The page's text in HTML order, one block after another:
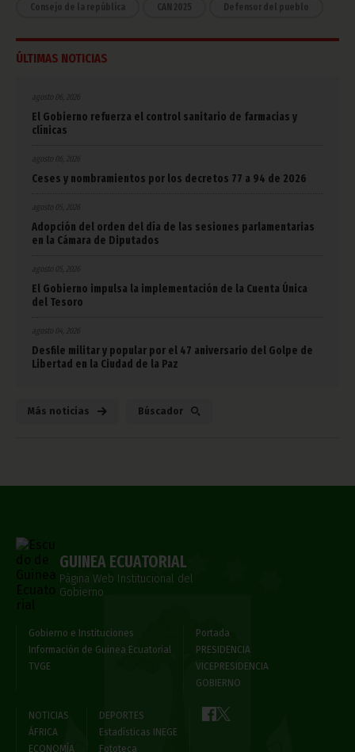
Consejo de la república CAN 2025 Defensor del pueblo
ÚLTIMAS NOTICIAS
agosto 06, 2026
El Gobierno refuerza el control sanitario de farmacias y
clínicas
agosto 06, 2026
Ceses y nombramientos por los decretos 77 a 94 de 2026
agosto 05, 2026
Adopción del orden del día de las sesiones parlamentarias
en la Cámara de Diputados
agosto 05, 2026
El Gobierno impulsa la implementación de la Cuenta Única
del Tesoro
agosto 04, 2026
Desfile militar y popular por el 47 aniversario del Golpe de
Libertad en la Ciudad de la Paz
Más noticias Búscador
GUINEA ECUATORIAL
Página Web Institucional del
Gobierno
Gobierno e Instituciones
Información de Guinea Ecuatorial
TVGE
Portada
PRESIDENCIA
VICEPRESIDENCIA
GOBIERNO
NOTICIAS
ÁFRICA
ECONOMÍA
DEPORTES
Estadísticas INEGE
Fototeca